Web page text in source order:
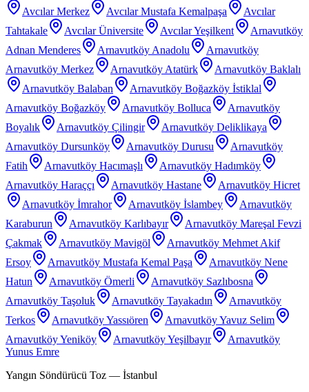
Avcılar Merkez Avcılar Mustafa Kemalpaşa
Avcılar
Tahtakale
Avcılar Üniversite Avcılar Yeşilkent
Arnavutköy
Adnan Menderes
Arnavutköy Anadolu
Arnavutköy
Arnavutköy Merkez
Arnavutköy Atatürk
Arnavutköy Baklalı
Arnavutköy Balaban
Arnavutköy Boğazköy İstiklal
Arnavutköy Boğazköy
Arnavutköy Bolluca
Arnavutköy
Boyalık
Arnavutköy Çilingir
Arnavutköy Deliklikaya
Arnavutköy Dursunköy
Arnavutköy Durusu
Arnavutköy
Fatih
Arnavutköy Hacımaşlı
Arnavutköy Hadımköy
Arnavutköy Haraççı
Arnavutköy Hastane
Arnavutköy Hicret
Arnavutköy İmrahor
Arnavutköy İslambey
Arnavutköy
Karaburun
Arnavutköy Karlıbayır
Arnavutköy Mareşal Fevzi
Çakmak
Arnavutköy Mavigöl
Arnavutköy Mehmet Akif
Ersoy
Arnavutköy Mustafa Kemal Paşa
Arnavutköy Nene
Hatun
Arnavutköy Ömerli
Arnavutköy Sazlıbosna
Arnavutköy Taşoluk
Arnavutköy Tayakadın
Arnavutköy
Terkos
Arnavutköy Yassıören
Arnavutköy Yavuz Selim
Arnavutköy Yeniköy
Arnavutköy Yeşilbayır
Arnavutköy
Yunus Emre
Yangın Söndürücü Toz — İstanbul